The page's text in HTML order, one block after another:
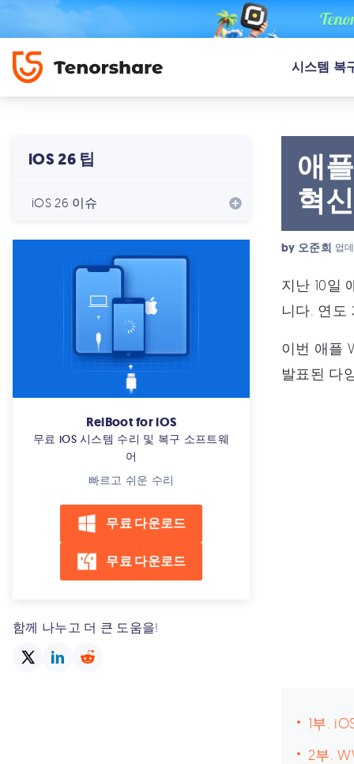
시스템 복
iOS 26 팁
iOS 26 이슈
ReiBoot for iOS
무료 iOS 시스템 수리 및 복구 소프트웨
어
빠르고 쉬운 수리
무료 다운로드
무료 다운로드
함께 나누고 더 큰 도움을!
애
혁
by 오준희 업
지난 10일
니다. 연도
이번 애플
발표된 다
1부.
2부.